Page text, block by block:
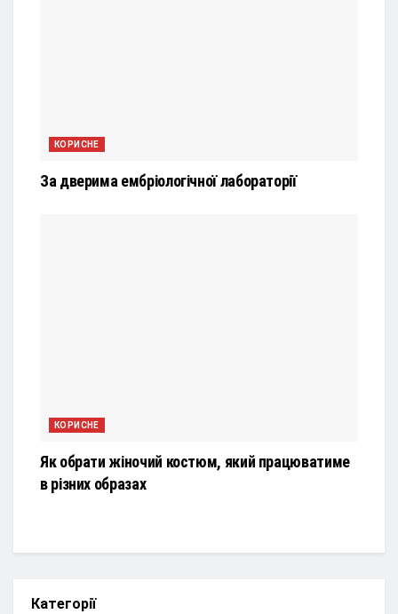
КОРИСНЕ
За дверима ембріологічної лабораторії
КОРИСНЕ
Як обрати жіночий костюм, який працюватиме
в різних образах
Категорії